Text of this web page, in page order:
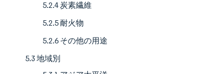
5.2.4 炭素繊維
5.2.5 耐火物
5.2.6 その他の用途
5.3 地域別